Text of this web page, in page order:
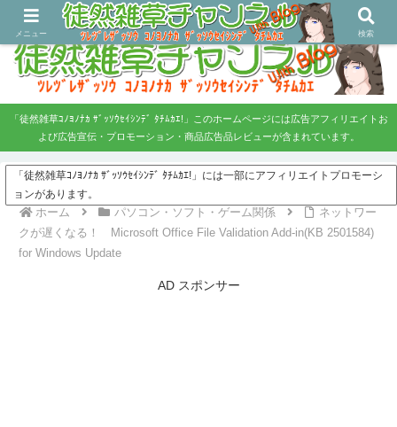
ツレヅレ・ザッソウ コノヨノナカ、ザッソウセイシンデタチムカエ！
「徒然雑草ｺﾉﾖﾉﾅｶ ｻﾞｯｿｳｾｲｼﾝﾃﾞ ﾀﾁﾑｶｴ!」このホームページには広告アフィリエイトお
よび広告宣伝・プロモーション・商品広告品レビューが含まれています。
「徒然雑草ｺﾉﾖﾉﾅｶ ｻﾞｯｿｳｾｲｼﾝﾃﾞ ﾀﾁﾑｶｴ!」には一部にアフィリエイトプロモーシ
ョンがあります。
ホーム パソコン・ソフト・ゲーム関係
ネットワー
クが遅くなる！ Microsoft Office File Validation Add-in(KB 2501584)
for Windows Update
AD スポンサー
メニュー 検索